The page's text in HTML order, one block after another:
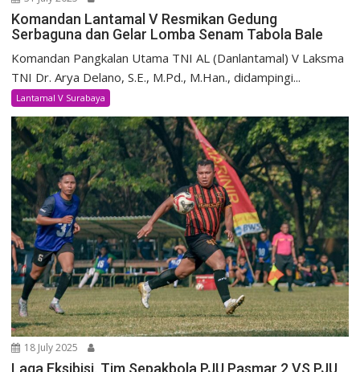
Komandan Lantamal V Resmikan Gedung
Serbaguna dan Gelar Lomba Senam Tabola Bale
Komandan Pangkalan Utama TNI AL (Danlantamal) V Laksma
TNI Dr. Arya Delano, S.E., M.Pd., M.Han., didampingi...
Lantamal V Surabaya
18 July 2025
Laga Eksibisi, Tim Sepakbola PJU Pasmar 2 VS PJU